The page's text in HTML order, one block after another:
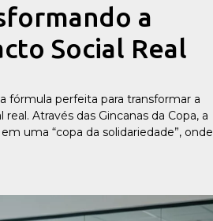
a
Social Real
fórmula perfeita para transformar a
Através das Gincanas da Copa, a
uma “copa da solidariedade”, onde